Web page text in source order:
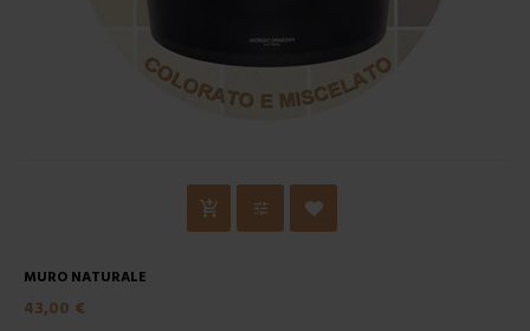
MURO NATURALE
43,00 €